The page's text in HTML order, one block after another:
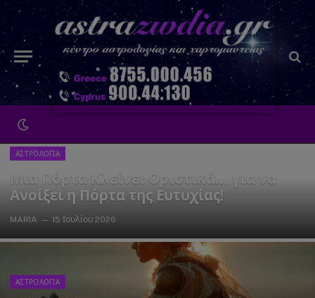
ΑΣΤΡΟΛΟΓΙΑ
Μια Πόρτα Κλείνει Οριστικά… για να
Ανοίξει η Πόρτα της Ευτυχίας!
MARIA 15 Ιουλίου 2026
ΑΣΤΡΟΛΟΓΙΑ